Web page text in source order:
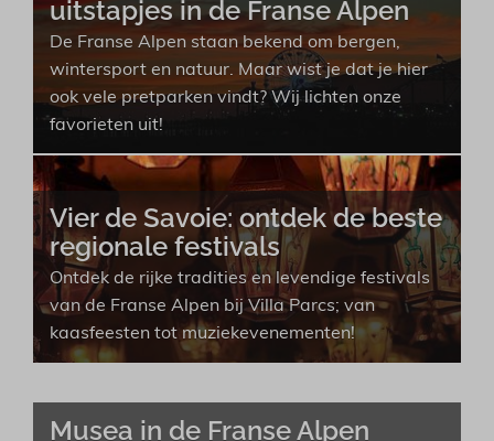
uitstapjes in de Franse Alpen
De Franse Alpen staan bekend om bergen,
wintersport en natuur. Maar wist je dat je hier
ook vele pretparken vindt? Wij lichten onze
favorieten uit!
Vier de Savoie: ontdek de beste
regionale festivals
Ontdek de rijke tradities en levendige festivals
van de Franse Alpen bij Villa Parcs; van
kaasfeesten tot muziekevenementen!
Musea in de Franse Alpen